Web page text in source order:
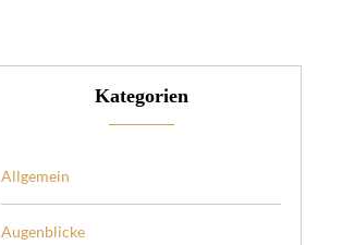
Kategorien
Allgemein
Augenblicke